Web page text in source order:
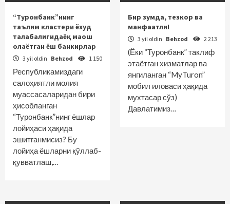
“Туронбанк”нинг
таълим кластери ёхуд
талабалигидаёқ маош
олаётган ёш банкирлар
3 yil oldin Behzod 1 150
Республикамиздаги
салоҳиятли молия
муассасаларидан бири
ҳисобланган
“Туронбанк”нинг ёшлар
лойиҳаси ҳақида
эшитганмисиз? Бу
лойиҳа ёшларни қўллаб-
қувватлаш,…
Бир зумда, тезкор ва
манфаатли!
3 yil oldin Behzod 2 213
(Ёки “Туронбанк” таклиф
этаётган хизматлар ва
янгиланган “MyTuron”
мобил иловаси ҳақида
мухтасар сўз)
Давлатимиз…